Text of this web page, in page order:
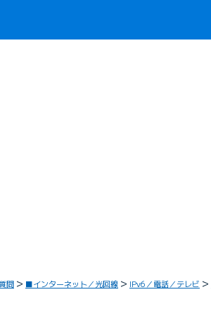
問 ■インターネット／光回線 IPv6／電話／テレビ